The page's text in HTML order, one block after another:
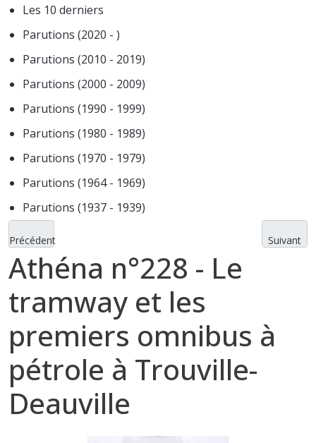
Les 10 derniers
Parutions (2020 - )
Parutions (2010 - 2019)
Parutions (2000 - 2009)
Parutions (1990 - 1999)
Parutions (1980 - 1989)
Parutions (1970 - 1979)
Parutions (1964 - 1969)
Parutions (1937 - 1939)
Précédent Suivant
Athéna n°228 - Le
tramway et les
premiers omnibus à
pétrole à Trouville-
Deauville